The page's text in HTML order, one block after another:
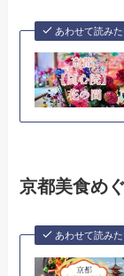
あわせて読み
京都美食め
あわせて読み